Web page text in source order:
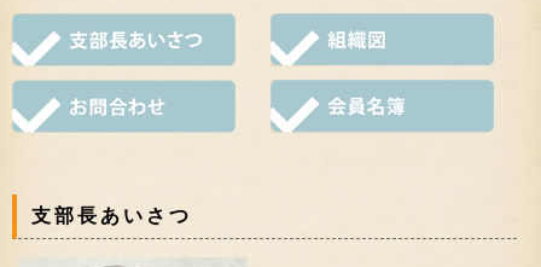
支部長あいさつ